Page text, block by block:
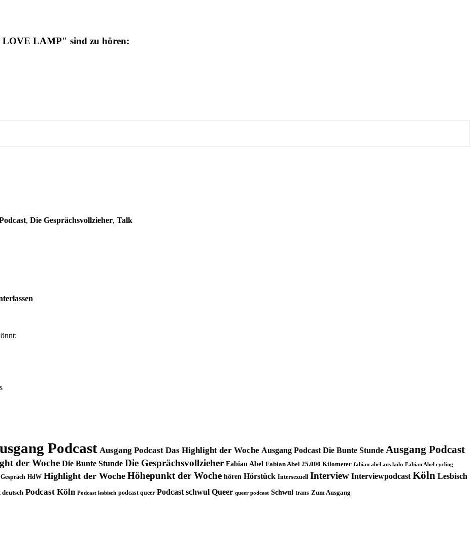
LOVE LAMP" sind zu hören:
, Die Gesprächsvollzieher, Talk
Podcast Ausgang Podcast Das Highlight der Woche Ausgang Podcast Die Bunte Stunde Ausgang Podcast
der Woche Die Bunte Stunde Die Gesprächsvollzieher Fabian Abel Fabian Abel 25.000 Kilometer fabian abel aus köln Fabian Abel cycling
Gespräch HdW Highlight der Woche Höhepunkt der Woche hören Hörstück Intersexuell Interview Interviewpodcast Köln Lesbisch
deutsch Podcast Köln Podcast lesbisch podcast queer Podcast schwul Queer queer podcast Schwul trans Zum Ausgang